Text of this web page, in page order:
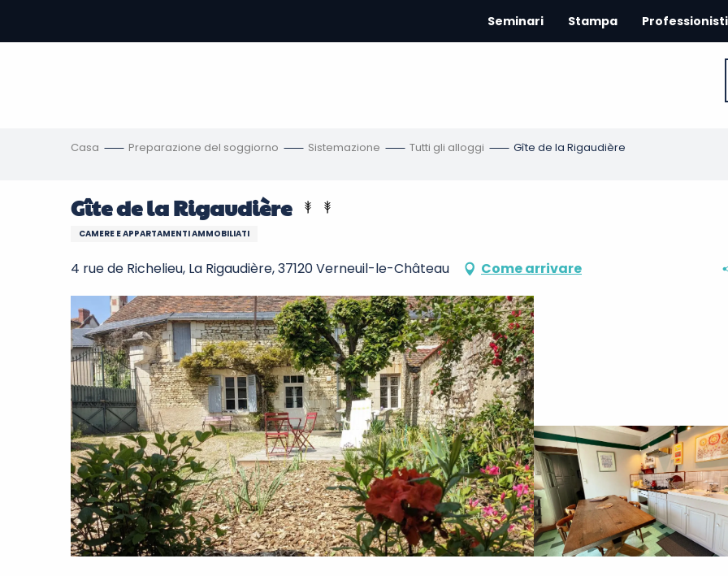
contenu
Seminari Stampa
Casa Preparazione del soggiorno Sistemazione Tutti gli alloggi Gîte de la Rigaudière
Gîte de la Rigaudière
CAMERE E APPARTAMENTI AMMOBILIATI
4 rue de Richelieu, La Rigaudière, 37120 Verneuil-le-Château Come arrivare